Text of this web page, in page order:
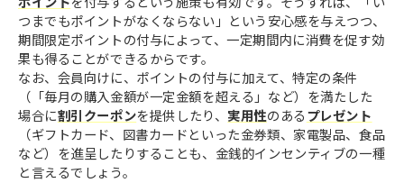
つまでもポイントがなくならない」という安心感を与えつつ、
期間限定ポイントの付与によって、一定期間内に消費を促す効
果も得ることができるからです。
なお、会員向けに、ポイントの付与に加えて、特定の条件
（「毎月の購入金額が一定金額を超える」など）を満たした
場合に割引クーポンを提供したり、 実用性のあるプレゼント
（ギフトカード、図書カードといった金券類、家電製品、食品
など）を進呈したりすることも、金銭的インセンティブの一種
と言えるでしょう。